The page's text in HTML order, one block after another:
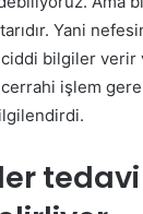
Yani
bilgiler verir
işlem
tedavi